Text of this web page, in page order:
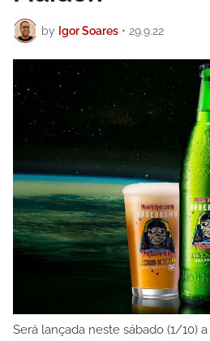
by Igor Soares • 29.9.22
Será lançada neste sábado (1/10)